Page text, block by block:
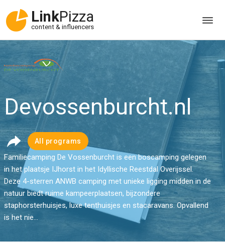
LinkPizza
content & influencers
Devossenburcht.nl
All programs
Familiecamping De Vossenburcht is een boscamping gelegen
in het plaatsje IJhorst in het Idyllische Reestdal Overijssel.
Deze 4-sterren ANWB camping met unieke ligging midden in de
natuur biedt ruime kampeerplaatsen, bijzondere
staphorsterhuisjes, luxe tenthuisjes en stacaravans. Opvallend
is het nie...